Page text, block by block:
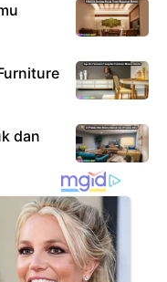
dan